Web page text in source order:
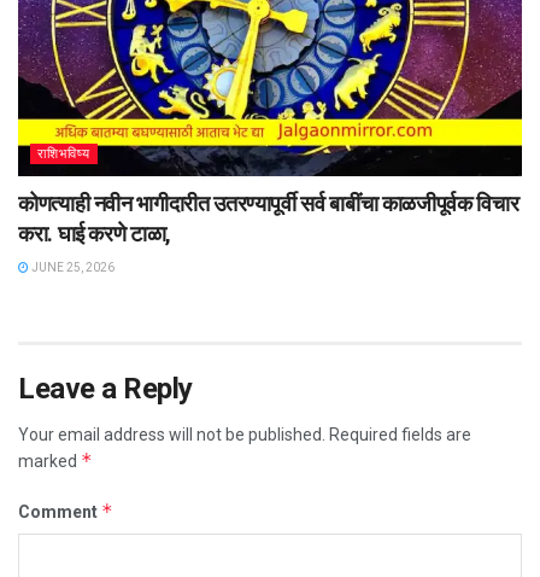
राशिभविष्य
कोणत्याही नवीन भागीदारीत उतरण्यापूर्वी सर्व बाबींचा काळजीपूर्वक विचार
करा. घाई करणे टाळा,
JUNE 25, 2026
Leave a Reply
Your email address will not be published.
Required fields are
marked *
Comment *